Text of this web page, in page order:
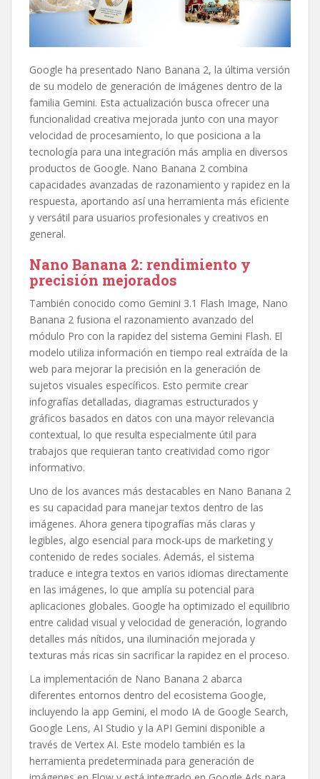
Google ha presentado Nano Banana 2, la última versión
de su modelo de generación de imágenes dentro de la
familia Gemini. Esta actualización busca ofrecer una
funcionalidad creativa mejorada junto con una mayor
velocidad de procesamiento, lo que posiciona a la
tecnología para una integración más amplia en diversos
productos de Google. Nano Banana 2 combina
capacidades avanzadas de razonamiento y rapidez en la
respuesta, aportando así una herramienta más eficiente
y versátil para usuarios profesionales y creativos en
general.
Nano Banana 2: rendimiento y
precisión mejorados
También conocido como Gemini 3.1 Flash Image, Nano
Banana 2 fusiona el razonamiento avanzado del
módulo Pro con la rapidez del sistema Gemini Flash. El
modelo utiliza información en tiempo real extraída de la
web para mejorar la precisión en la generación de
sujetos visuales específicos. Esto permite crear
infografías detalladas, diagramas estructurados y
gráficos basados en datos con una mayor relevancia
contextual, lo que resulta especialmente útil para
trabajos que requieran tanto creatividad como rigor
informativo.
Uno de los avances más destacables en Nano Banana 2
es su capacidad para manejar textos dentro de las
imágenes. Ahora genera tipografías más claras y
legibles, algo esencial para mock-ups de marketing y
contenido de redes sociales. Además, el sistema
traduce e integra textos en varios idiomas directamente
en las imágenes, lo que amplía su potencial para
aplicaciones globales. Google ha optimizado el equilibrio
entre calidad visual y velocidad de generación, logrando
detalles más nítidos, una iluminación mejorada y
texturas más ricas sin sacrificar la rapidez en el proceso.
La implementación de Nano Banana 2 abarca
diferentes entornos dentro del ecosistema Google,
incluyendo la app Gemini, el modo IA de Google Search,
Google Lens, AI Studio y la API Gemini disponible a
través de Vertex AI. Este modelo también es la
herramienta predeterminada para generación de